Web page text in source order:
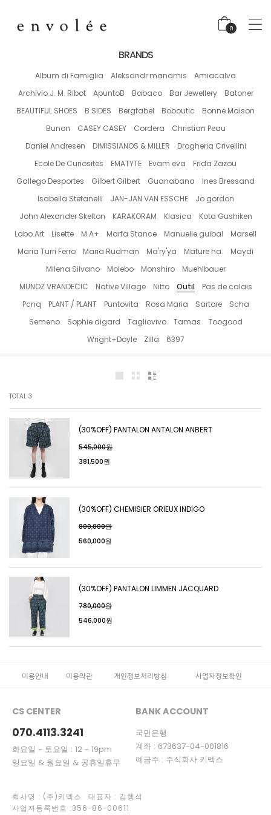
0
BRANDS
Album di Famiglia Aleksandr manamis
Amiacalva
Archivio J. M. Ribot
ApuntoB Babaco Bar Jewellery
Batoner
BEAUTIFUL SHOES
B SIDES Bergfabel Boboutic
Bonne Maison
Bunon
CASEY CASEY Cordera
Christian Peau
Daniel Andresen
DIMISSIANOS & MILLER
Drogheria Crivellini
Ecole De Curiosites
EMATYTE Evam eva
Frida Zazou
Gallego Desportes
Gilbert Gilbert Guanabana
Ines Bressand
Isabella Stefanelli
JAN-JAN VAN ESSCHE
Jo gordon
John Alexander Skelton
KARAKORAM Klasica
Kota Gushiken
Labo.Art
Lisette M.A+ Marfa Stance Manuelle guibal
Marsell
Maria Turri Ferro
Maria Rudman Ma'ry'ya Mature ha.
Maydi
Milena Silvano
Molebo Monshiro
Muehlbauer
MUNOZ VRANDECIC
Native Village Nitto Outil
Pas de calais
Pcnq
PLANT / PLANT Puntovita Rosa Maria Sartore
Scha
Semeno
Sophie digard Tagliovivo Tamas
Toogood
Wright+Doyle
Zilla 6397
TOTAL 3
(30%OFF) PANTALON ANTALON ANBERT
545,000원
381,500원
(30%OFF) CHEMISIER ORIEUX INDIGO
800,000원
560,000원
(30%OFF) PANTALON LIMMEN JACQUARD
780,000원
546,000원
이용안내 이용약관 개인정보처리방침 사업자정보확인
CS CENTER
070.4113.3241
화요일 - 토요일 : 12 - 19pm
일요일 & 월요일 & 공휴일휴무
BANK ACCOUNT
국민은행
계좌 : 673637-04-001816
예금주 : 주식회사 키멕스
회사명 : (주)키멕스 대표자 : 김행석
사업자등록번호 :356-86-00611